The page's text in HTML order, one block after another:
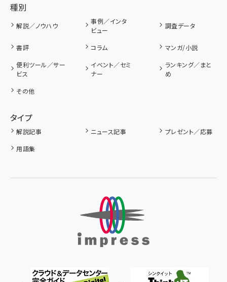
種別
解説／ノウハウ
事例／インタ
ビュー
調査データ
書評 コラム
マンガ/小説
便利ツール／サー
ビス
イベント／セミ
ナー
ランキング／まと
め
その他
タイプ
解説記事 ニュース記事
プレゼント／応募
用語集